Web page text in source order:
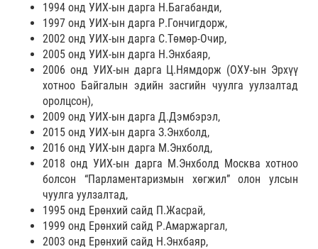
1994 онд УИХ-ын дарга Н.Багабанди,
1997 онд УИХ-ын дарга Р.Гончигдорж,
2002 онд УИХ-ын дарга С.Төмөр-Очир,
2005 онд УИХ-ын дарга Н.Энхбаяр,
2006 онд УИХ-ын дарга Ц.Нямдорж (ОХУ-ын Эрхүү
хотноо Байгалын эдийн засгийн чуулга уулзалтад
оролцсон),
2009 онд УИХ-ын дарга Д.Дэмбэрэл,
2015 онд УИХ-ын дарга З.Энхболд,
2016 онд УИХ-ын дарга М.Энхболд,
2018 онд УИХ-ын дарга М.Энхболд Москва хотноо
болсон “Парламентаризмын хөгжил” олон улсын
чуулга уулзалтад,
1995 онд Ерөнхий сайд П.Жасрай,
1999 онд Ерөнхий сайд Р.Амаржаргал,
2003 онд Ерөнхий сайд Н.Энхбаяр,